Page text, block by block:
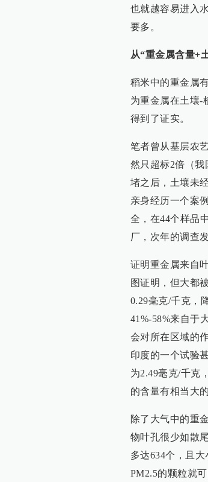
也就越容易进入
要多。
从“重金属含量+
稻米中的重金属
为重金属在土壤-
得到了证实。
笔者曾从基层农
然只超标2倍（
堵之后，土壤未
亲身经历一个案
全，在44个样品
厂，次年的调查
证明重金属来自
图证明，但大都
0.29毫克/千克，
41%-58%来自于
会对所在区域的
印度的一个试验
为2.49毫克/千克
的含量有相当大
除了大气中的重
物叶孔很少如散
多达634个，且
PM2.5的颗粒就